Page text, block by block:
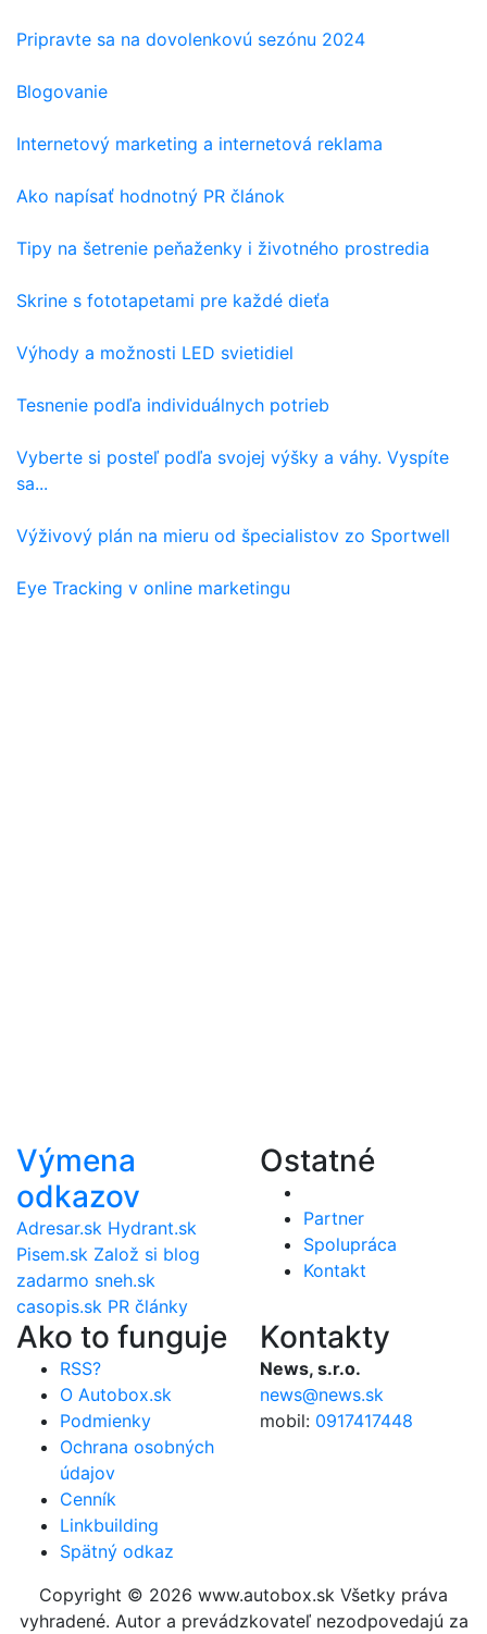
Pripravte sa na dovolenkovú sezónu 2024
Blogovanie
Internetový marketing a internetová reklama
Ako napísať hodnotný PR článok
Tipy na šetrenie peňaženky i životného prostredia
Skrine s fototapetami pre každé dieťa
Výhody a možnosti LED svietidiel
Tesnenie podľa individuálnych potrieb
Vyberte si posteľ podľa svojej výšky a váhy. Vyspíte
sa...
Výživový plán na mieru od špecialistov zo Sportwell
Eye Tracking v online marketingu
Výmena
odkazov
Adresar.sk Hydrant.sk
Pisem.sk Založ si blog
zadarmo sneh.sk
casopis.sk PR články
Ostatné
Partner
Spolupráca
Kontakt
Ako to funguje
RSS?
O Autobox.sk
Podmienky
Ochrana osobných
údajov
Cenník
Linkbuilding
Spätný odkaz
Kontakty
News, s.r.o.
news@news.sk
mobil: 0917417448
Copyright © 2026 www.autobox.sk Všetky práva
vyhradené. Autor a prevádzkovateľ nezodpovedajú za